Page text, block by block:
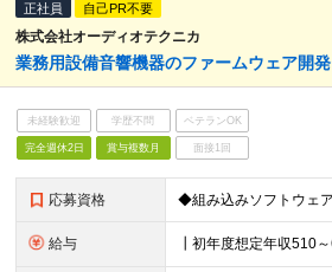
正社員 自己PR不要
株式会社オーディオテクニカ
業務用設備音響機器のファームウェア開発
未経験歓迎 学歴不問 ベテランOK
完全週休2日 賞与複数月 面接1回
応募資格
給与